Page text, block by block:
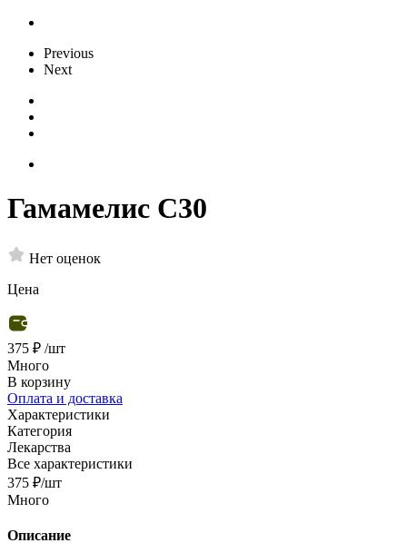
Previous
Next
Гамамелис С30
Нет оценок
Цена
375 ₽ /шт
Много
В корзину
Оплата и доставка
Характеристики
Категория
Лекарства
Все характеристики
375 ₽/шт
Много
Описание